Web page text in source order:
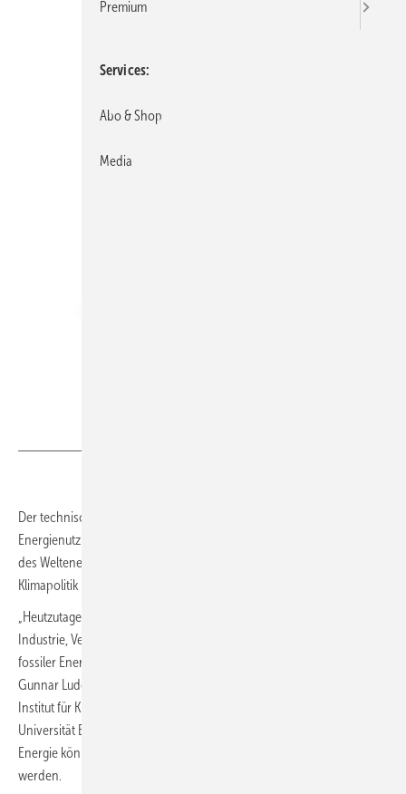
Der technische Fortschritt bei den Erneuerbaren könnte die globale
Energienutzung revolutionieren. Während Strom bisher nur ein Fünftel
des Weltenergiebedarfs deckt, könnte Grünstrom bei konsequenter
Klimapolitik langfristig drei Viertel ausmachen.
„Heutzutage werden 80 Prozent des gesamten Energieverbrauchs für
Industrie, Verkehr und Gebäudewärme durch die direkte Verbrennung
fossiler Energie und nur 20 Prozent durch Strom gedeckt“, weiß
Gunnar Luderer, Autor der neuen Studie und Forscher am Potsdam-
Institut für Klimafolgenforschung sowie Professor an der Technischen
Universität Berlin. Dieses Verhältnis ließe sich umkehren, elektrische
Energie könnte zur Hauptstütze der globalen Energienachfrage
werden.
Premium
Services
Abo & Shop
Media